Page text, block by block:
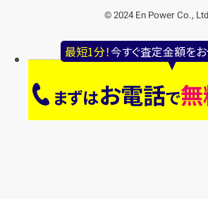
最短1分！今すぐ査定金額を
まずはお電話で
© 2024 En Power Co.,